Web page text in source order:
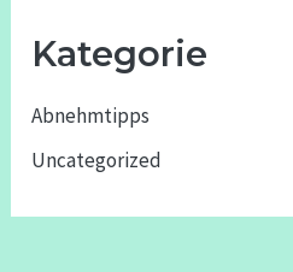
Kategorie
Abnehmtipps
Uncategorized